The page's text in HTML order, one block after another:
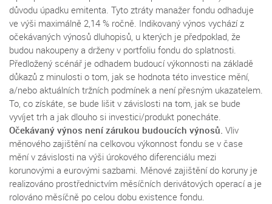
důvodu úpadku emitenta. Tyto ztráty manažer fondu odhaduje
ve výši maximálně 2,14 % ročně. Indikovaný výnos vychází z
očekávaných výnosů dluhopisů, u kterých je předpoklad, že
budou nakoupeny a drženy v portfoliu fondu do splatnosti.
Předložený scénář je odhadem budoucí výkonnosti na základě
důkazů z minulosti o tom, jak se hodnota této investice mění,
a/nebo aktuálních tržních podmínek a není přesným ukazatelem.
To, co získáte, se bude lišit v závislosti na tom, jak se bude
vyvíjet trh a jak dlouho si investici/produkt ponecháte.
Očekávaný výnos není zárukou budoucích výnosů. Vliv
měnového zajištění na celkovou výkonnost fondu se v čase
mění v závislosti na výši úrokového diferenciálu mezi
korunovými a eurovými sazbami. Měnové zajištění do koruny je
realizováno prostřednictvím měsíčních derivátových operací a je
rolováno měsíčně po celou dobu existence fondu.